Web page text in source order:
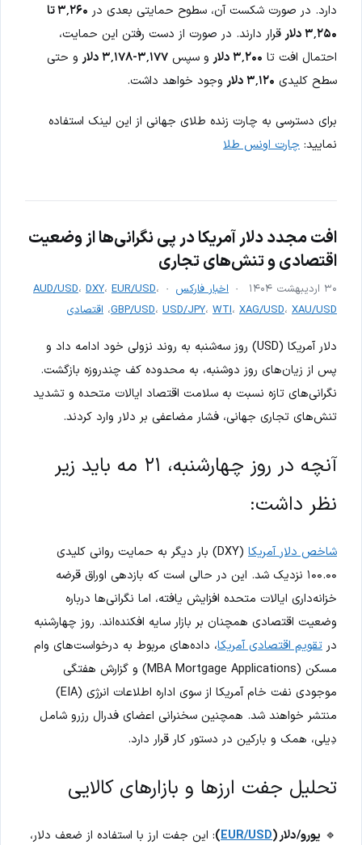
دارد. در صورت شکست آن، سطوح حمایتی بعدی در
۳٬۲۶۰ تا
۳٬۲۵۰ دلار
قرار دارند. در صورت از دست رفتن این حمایت،
احتمال افت تا ۳٬۲۰۰ دلار و سپس ۳٬۱۷۷-۳٬۱۷۸ دلار
و حتی
سطح کلیدی ۳٬۱۲۰ دلار وجود خواهد داشت.
برای دسترسی به چارت زنده طلای جهانی از این لینک استفاده
نمایید: چارت اونس طلا
افت مجدد دلار آمریکا در پی نگرانی‌ها از وضعیت
اقتصادی و تنش‌های تجاری
۳۰ اردیبهشت ۱۴۰۴ اخبار فارکس AUD/USD، DXY، EUR/USD،
GBP/USD، USD/JPY، WTI، XAG/USD، XAU/USD ، اقتصادی
دلار آمریکا (USD) روز سه‌شنبه به روند نزولی خود ادامه داد و
پس از زیان‌های روز دوشنبه، به محدوده کف چندروزه بازگشت.
نگرانی‌های تازه نسبت به سلامت اقتصاد ایالات متحده و تشدید
تنش‌های تجاری جهانی، فشار مضاعفی بر دلار وارد کردند.
آنچه در روز چهارشنبه، ۲۱ مه باید زیر
نظر داشت:
شاخص دلار آمریکا
(DXY) بار دیگر به حمایت روانی کلیدی
۱۰۰.۰۰ نزدیک شد. این در حالی است که بازدهی اوراق قرضه
خزانه‌داری ایالات متحده افزایش یافته، اما نگرانی‌ها درباره
وضعیت اقتصادی همچنان بر بازار سایه افکنده‌اند. روز چهارشنبه
در تقویم اقتصادی آمریکا، داده‌های مربوط به درخواست‌های وام
مسکن (MBA Mortgage Applications) و گزارش هفتگی
موجودی نفت خام آمریکا از سوی اداره اطلاعات انرژی (EIA)
منتشر خواهند شد. همچنین سخنرانی اعضای فدرال رزرو شامل
دِیلی، همک و بارکین در دستور کار قرار دارد.
تحلیل جفت ارزها و بازارهای کالایی
🔹 یورو/دلار (EUR/USD
): این جفت ارز با استفاده از ضعف دلار،